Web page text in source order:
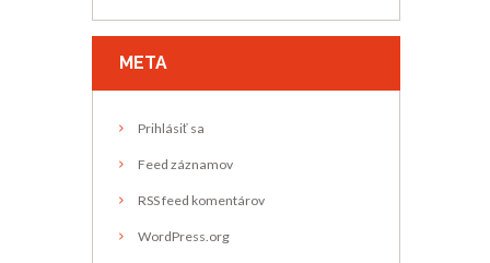
META
Prihlásiť sa
Feed záznamov
RSS feed komentárov
WordPress.org